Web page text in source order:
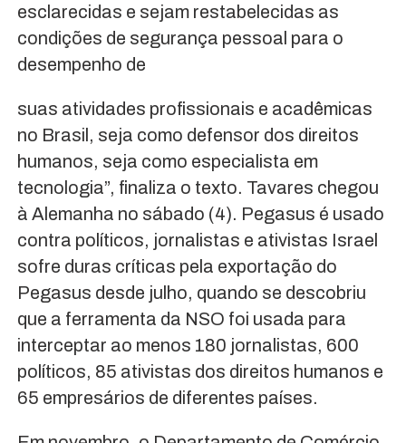
esclarecidas e sejam restabelecidas as
condições de segurança pessoal para o
desempenho de
suas atividades profissionais e acadêmicas
no Brasil, seja como defensor dos direitos
humanos, seja como especialista em
tecnologia”, finaliza o texto. Tavares chegou
à Alemanha no sábado (4). Pegasus é usado
contra políticos, jornalistas e ativistas Israel
sofre duras críticas pela exportação do
Pegasus desde julho, quando se descobriu
que a ferramenta da NSO foi usada para
interceptar ao menos 180 jornalistas, 600
políticos, 85 ativistas dos direitos humanos e
65 empresários de diferentes países.